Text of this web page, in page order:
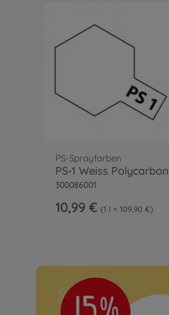
PS-Sprayfarben
300086001
10,99 € 1 l = 109,90 €